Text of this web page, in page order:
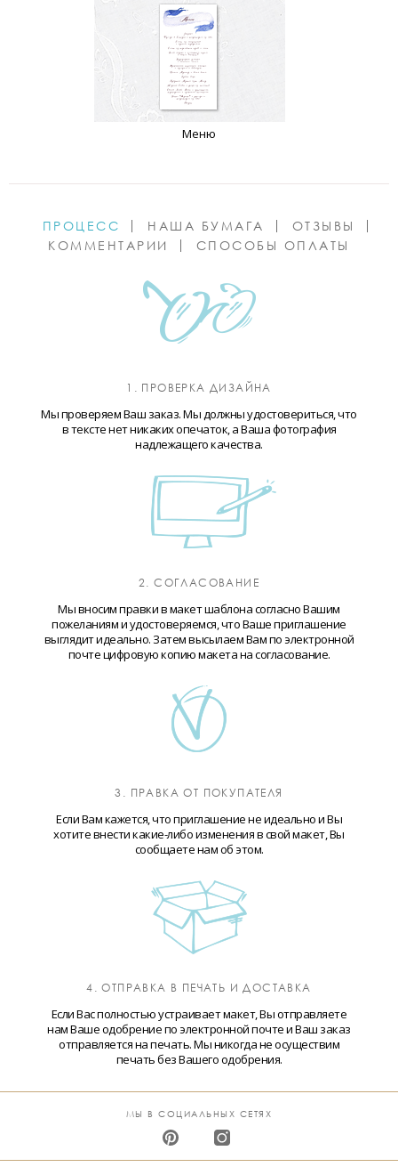
Меню
ПРОЦЕСС НАША БУМАГА
ОТЗЫВЫ
КОММЕНТАРИИ
СПОСОБЫ ОПЛАТЫ
1. ПРОВЕРКА ДИЗАЙНА
Мы проверяем Ваш заказ. Мы должны удостовериться, что
в тексте нет никаких опечаток, а Ваша фотография
надлежащего качества.
2. СОГЛАСОВАНИЕ
Мы вносим правки в макет шаблона согласно Вашим
пожеланиям и удостоверяемся, что Ваше приглашение
выглядит идеально. Затем высылаем Вам по электронной
почте цифровую копию макета на согласование.
3. ПРАВКА ОТ ПОКУПАТЕЛЯ
Если Вам кажется, что приглашение не идеально и Вы
хотите внести какие-либо изменения в свой макет, Вы
сообщаете нам об этом.
4. ОТПРАВКА В ПЕЧАТЬ И ДОСТАВКА
Если Вас полностью устраивает макет, Вы отправляете
нам Ваше одобрение по электронной почте и Ваш заказ
отправляется на печать. Мы никогда не осуществим
печать без Вашего одобрения.
МЫ В СОЦИАЛЬНЫХ СЕТЯХ